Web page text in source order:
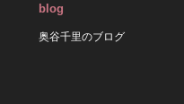
blog
奥谷千里のブログ